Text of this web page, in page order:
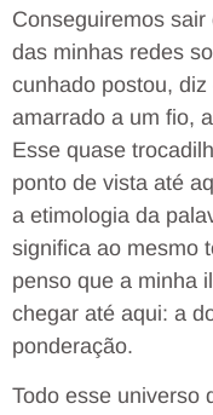
Conseguiremos
das minhas redes
cunhado postou,
amarrado a um fio,
Esse quase
ponto de vista até
a etimologia da
significa ao mesmo
penso que a minha
chegar até aqui: a
ponderação.
Todo esse universo